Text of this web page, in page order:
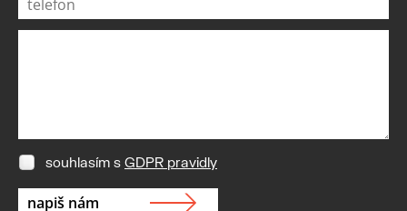
souhlasím s GDPR pravidly